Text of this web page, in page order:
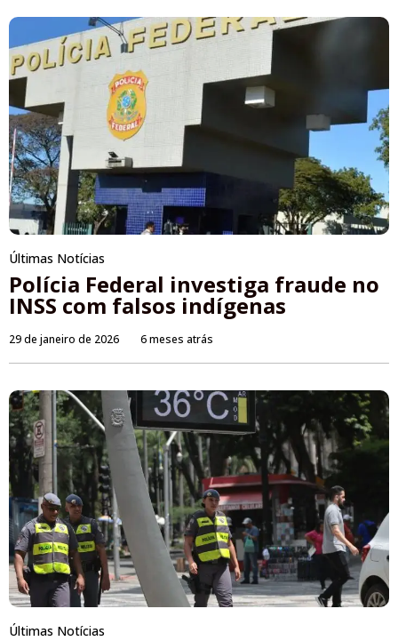
Últimas Notícias
Polícia Federal investiga fraude no
INSS com falsos indígenas
29 de janeiro de 2026 6 meses atrás
Últimas Notícias